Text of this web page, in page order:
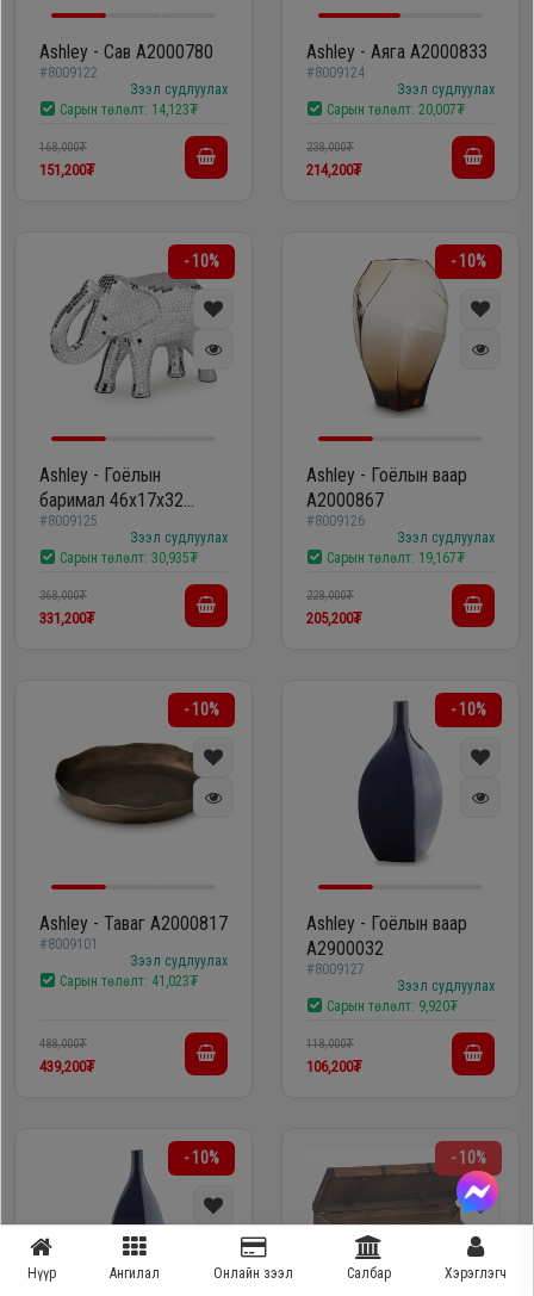
Ashley - Сав A2000780
#8009122
Зээл судлуулах
Сарын төлөлт: 14,123₮
168,000₮
151,200₮
Ashley - Аяга A2000833
#8009124
Зээл судлуулах
Сарын төлөлт: 20,007₮
238,000₮
214,200₮
- 10%
Ashley - Гоёлын
баримал 46х17х32
A2000834
#8009125
Зээл судлуулах
Сарын төлөлт: 30,935₮
368,000₮
331,200₮
- 10%
Ashley - Гоёлын ваар
A2000867
#8009126
Зээл судлуулах
Сарын төлөлт: 19,167₮
228,000₮
205,200₮
- 10%
Ashley - Таваг A2000817
#8009101
Зээл судлуулах
Сарын төлөлт: 41,023₮
488,000₮
439,200₮
- 10%
Ashley - Гоёлын ваар
A2900032
#8009127
Зээл судлуулах
Сарын төлөлт: 9,920₮
118,000₮
106,200₮
- 10% - 10%
Нүүр Ангилал Онлайн зээл Салбар Хэрэглэгч